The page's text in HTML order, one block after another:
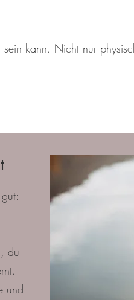
kann. Nicht nur
du
und